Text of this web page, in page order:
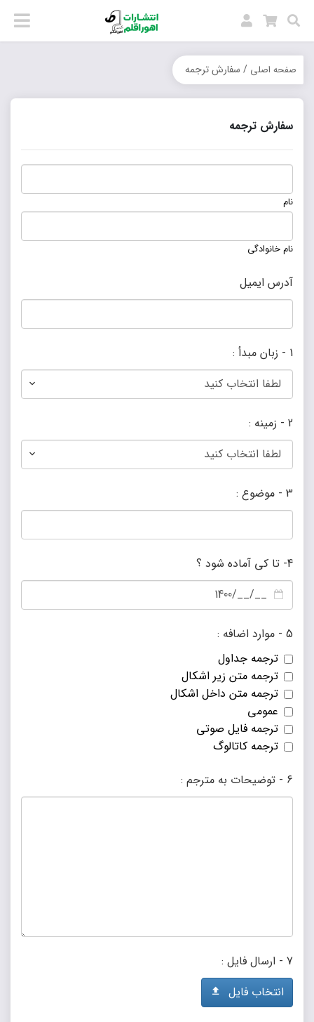
صفحه اصلی / سفارش ترجمه
سفارش ترجمه
نام
نام خانوادگی
آدرس ایمیل
1 - زبان مبدأ :
لطفا انتخاب کنید
2 - زمینه :
لطفا انتخاب کنید
3 - موضوع :
4- تا کی آماده شود ؟
5 - موارد اضافه :
ترجمه جداول
ترجمه متن زیر اشکال
ترجمه متن داخل اشکال
عمومی
ترجمه فایل صوتی
ترجمه کاتالوگ
6 - توضیحات به مترجم :
7 - ارسال فایل :
انتخاب فایل